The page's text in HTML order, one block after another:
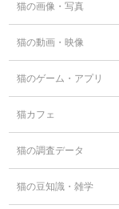
猫の画像・写真
猫の動画・映像
猫のゲーム・アプリ
猫カフェ
猫の調査データ
猫の豆知識・雑学